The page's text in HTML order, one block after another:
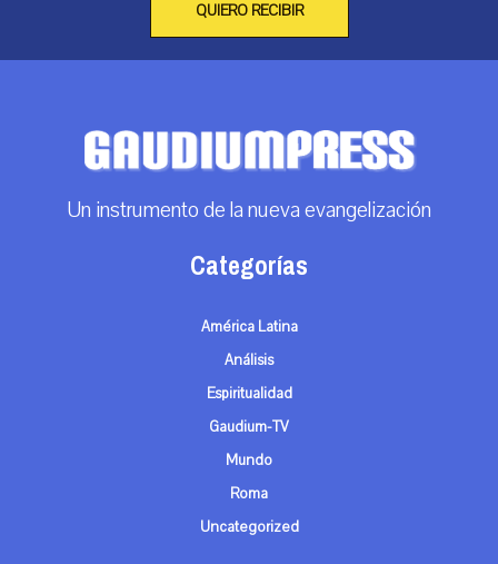
QUIERO RECIBIR
Un instrumento de la nueva evangelización
Categorías
América Latina
Análisis
Espiritualidad
Gaudium-TV
Mundo
Roma
Uncategorized